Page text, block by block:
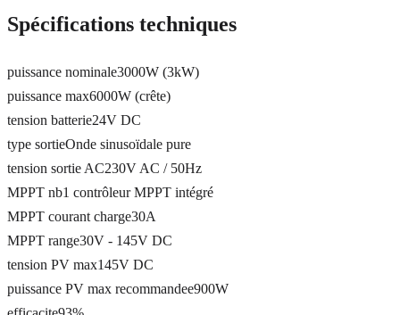
Spécifications techniques
puissance nominale3000W (3kW)
puissance max6000W (crête)
tension batterie24V DC
type sortieOnde sinusoïdale pure
tension sortie AC230V AC / 50Hz
MPPT nb1 contrôleur MPPT intégré
MPPT courant charge30A
MPPT range30V - 145V DC
tension PV max145V DC
puissance PV max recommandee900W